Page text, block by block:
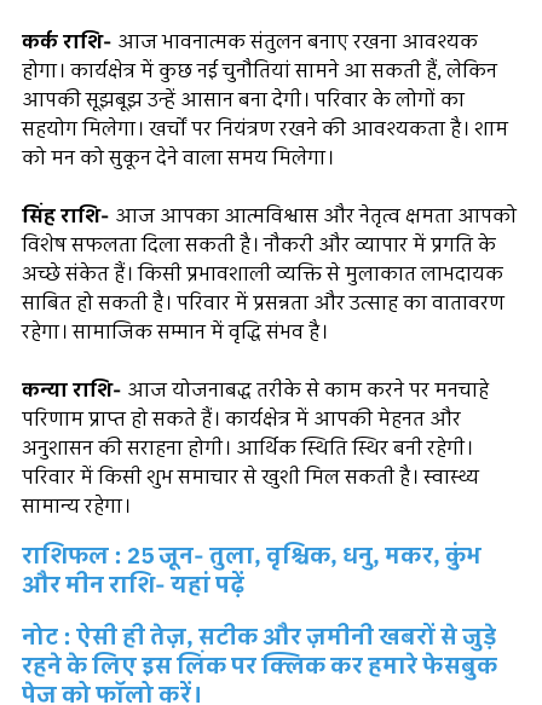
कर्क राशि- आज भावनात्मक संतुलन बनाए रखना आवश्यक
होगा। कार्यक्षेत्र में कुछ नई चुनौतियां सामने आ सकती हैं, लेकिन
आपकी सूझबूझ उन्हें आसान बना देगी। परिवार के लोगों का
सहयोग मिलेगा। खर्चों पर नियंत्रण रखने की आवश्यकता है। शाम
को मन को सुकून देने वाला समय मिलेगा।
सिंह राशि- आज आपका आत्मविश्वास और नेतृत्व क्षमता आपको
विशेष सफलता दिला सकती है। नौकरी और व्यापार में प्रगति के
अच्छे संकेत हैं। किसी प्रभावशाली व्यक्ति से मुलाकात लाभदायक
साबित हो सकती है। परिवार में प्रसन्नता और उत्साह का वातावरण
रहेगा। सामाजिक सम्मान में वृद्धि संभव है।
कन्या राशि- आज योजनाबद्ध तरीके से काम करने पर मनचाहे
परिणाम प्राप्त हो सकते हैं। कार्यक्षेत्र में आपकी मेहनत और
अनुशासन की सराहना होगी। आर्थिक स्थिति स्थिर बनी रहेगी।
परिवार में किसी शुभ समाचार से खुशी मिल सकती है। स्वास्थ्य
सामान्य रहेगा।
राशिफल : 25 जून- तुला, वृश्चिक, धनु, मकर, कुंभ
और मीन राशि- यहां पढ़ें
नोट : ऐसी ही तेज़, सटीक और ज़मीनी खबरों से जुड़े
रहने के लिए इस लिंक पर क्लिक कर हमारे फेसबुक
पेज को फॉलो करें।